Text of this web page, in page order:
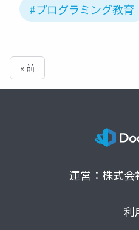
#プログラミング教育
« 前
運営：株式会
利